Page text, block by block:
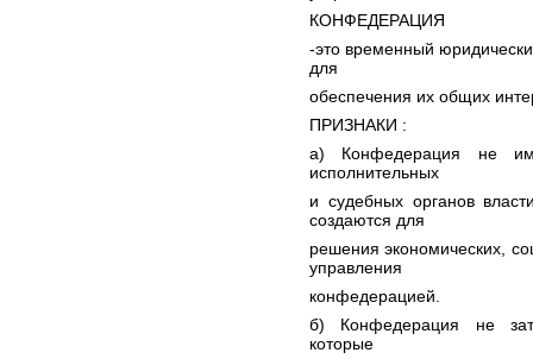
КОНФЕДЕРАЦИЯ
-это временный
для
обеспечения их общих
ПРИЗНАКИ :
a) Конфедерация не
исполнительных
и судебных органов
создаются для
решения экономических,
управления
конфедерацией.
б) Конфедерация не
которые